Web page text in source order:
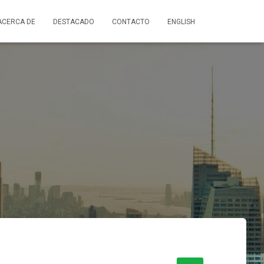
DE DESTACADO CONTACTO ENGLISH